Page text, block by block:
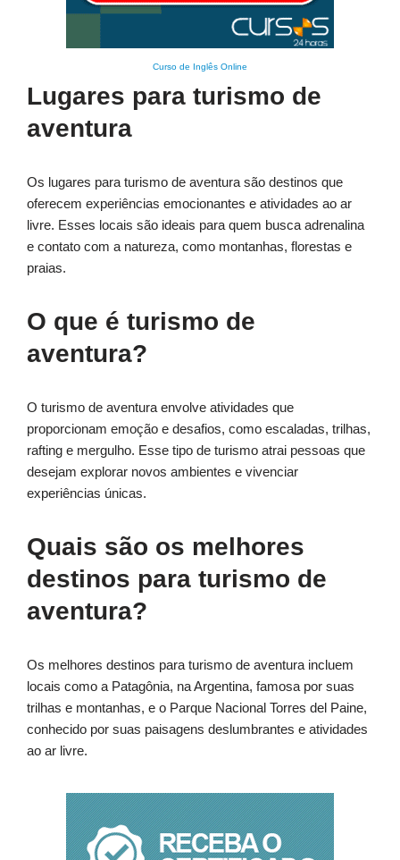
Curso de Inglês Online
Lugares para turismo de
aventura
Os lugares para turismo de aventura são destinos que
oferecem experiências emocionantes e atividades ao ar
livre. Esses locais são ideais para quem busca adrenalina
e contato com a natureza, como montanhas, florestas e
praias.
O que é turismo de
aventura?
O turismo de aventura envolve atividades que
proporcionam emoção e desafios, como escaladas, trilhas,
rafting e mergulho. Esse tipo de turismo atrai pessoas que
desejam explorar novos ambientes e vivenciar
experiências únicas.
Quais são os melhores
destinos para turismo de
aventura?
Os melhores destinos para turismo de aventura incluem
locais como a Patagônia, na Argentina, famosa por suas
trilhas e montanhas, e o Parque Nacional Torres del Paine,
conhecido por suas paisagens deslumbrantes e atividades
ao ar livre.